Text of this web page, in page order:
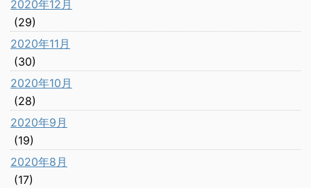
2020年12月
(29)
2020年11月
(30)
2020年10月
(28)
2020年9月
(19)
2020年8月
(17)